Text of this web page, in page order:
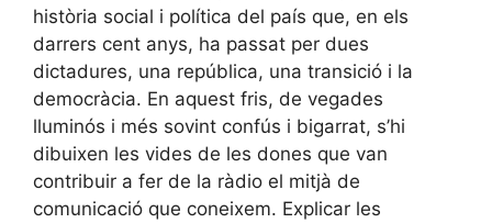
història social i política del país que, en els
darrers cent anys, ha passat per dues
dictadures, una república, una transició i la
democràcia. En aquest fris, de vegades
lluminós i més sovint confús i bigarrat, s’hi
dibuixen les vides de les dones que van
contribuir a fer de la ràdio el mitjà de
comunicació que coneixem. Explicar les